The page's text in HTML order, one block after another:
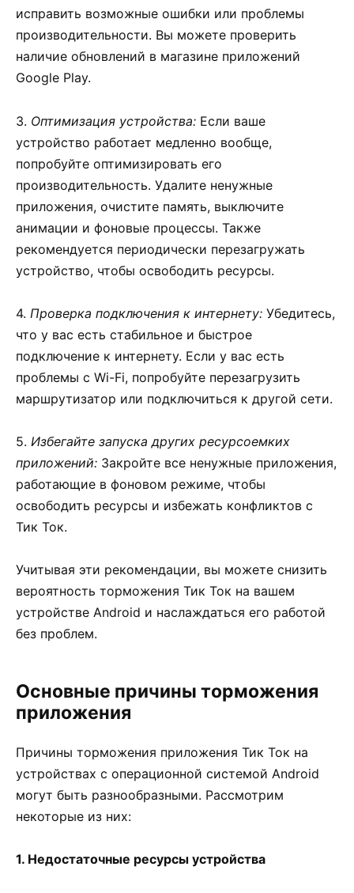
исправить возможные ошибки или проблемы
производительности. Вы можете проверить
наличие обновлений в магазине приложений
Google Play.
3. Оптимизация устройства: Если ваше
устройство работает медленно вообще,
попробуйте оптимизировать его
производительность. Удалите ненужные
приложения, очистите память, выключите
анимации и фоновые процессы. Также
рекомендуется периодически перезагружать
устройство, чтобы освободить ресурсы.
4. Проверка подключения к интернету: Убедитесь,
что у вас есть стабильное и быстрое
подключение к интернету. Если у вас есть
проблемы с Wi-Fi, попробуйте перезагрузить
маршрутизатор или подключиться к другой сети.
5. Избегайте запуска других ресурсоемких
приложений: Закройте все ненужные приложения,
работающие в фоновом режиме, чтобы
освободить ресурсы и избежать конфликтов с
Тик Ток.
Учитывая эти рекомендации, вы можете снизить
вероятность торможения Тик Ток на вашем
устройстве Android и наслаждаться его работой
без проблем.
Основные причины торможения
приложения
Причины торможения приложения Тик Ток на
устройствах с операционной системой Android
могут быть разнообразными. Рассмотрим
некоторые из них:
1. Недостаточные ресурсы устройства